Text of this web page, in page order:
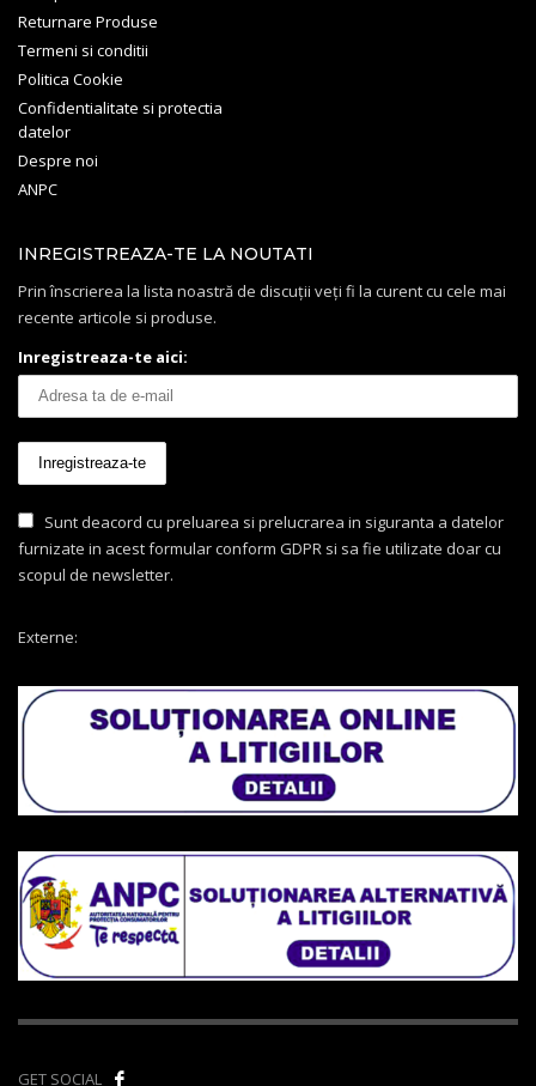
Returnare Produse
Termeni si conditii
Politica Cookie
Confidentialitate si protectia
datelor
Despre noi
ANPC
INREGISTREAZA-TE LA NOUTATI
Prin înscrierea la lista noastră de discuții veți fi la curent cu cele mai
recente articole si produse.
Inregistreaza-te aici:
Sunt deacord cu preluarea si prelucrarea in siguranta a datelor
furnizate in acest formular conform GDPR si sa fie utilizate doar cu
scopul de newsletter.
Externe:
GET SOCIAL